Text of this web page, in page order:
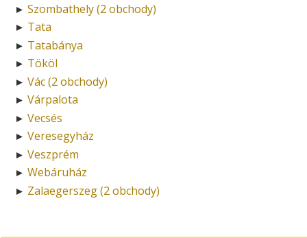
► Szombathely (2 obchody)
► Tata
► Tatabánya
► Tököl
► Vác (2 obchody)
► Várpalota
► Vecsés
► Veresegyház
► Veszprém
► Webáruház
► Zalaegerszeg (2 obchody)